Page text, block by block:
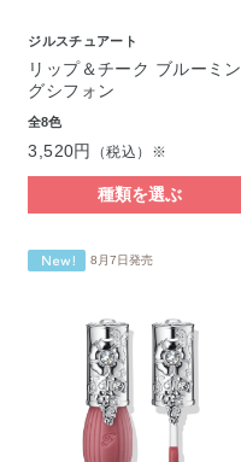
ジルスチュアート
リップ＆チーク ブルーミン
グシフォン
全8色
3,520円 （税込）※
種類を選ぶ
8月7日発売